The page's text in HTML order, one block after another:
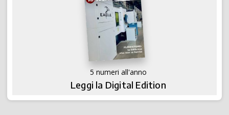
5 numeri all'anno
Leggi la Digital Edition